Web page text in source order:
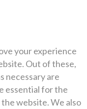
your experience
Out of these,
necessary are
essential for the
website. We also